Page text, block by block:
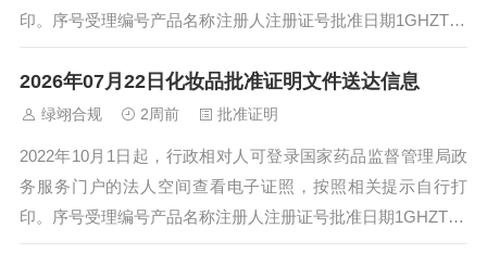
印。序号受理编号产品名称注册人注册证号批准日期1GHZTZ2
508002RUYUE汝月雪...
2026年07月22日化妆品批准证明文件送达信息
绿翊合规 2周前 批准证明
2022年10月1日起，行政相对人可登录国家药品监督管理局政
务服务门户的法人空间查看电子证照，按照相关提示自行打
印。序号受理编号产品名称注册人注册证号批准日期1GHZTX2
601475索美塔丝悦烫发水...